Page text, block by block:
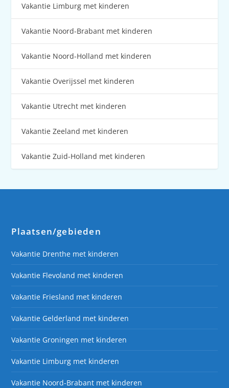
Vakantie Limburg met kinderen
Vakantie Noord-Brabant met kinderen
Vakantie Noord-Holland met kinderen
Vakantie Overijssel met kinderen
Vakantie Utrecht met kinderen
Vakantie Zeeland met kinderen
Vakantie Zuid-Holland met kinderen
Plaatsen/gebieden
Vakantie Drenthe met kinderen
Vakantie Flevoland met kinderen
Vakantie Friesland met kinderen
Vakantie Gelderland met kinderen
Vakantie Groningen met kinderen
Vakantie Limburg met kinderen
Vakantie Noord-Brabant met kinderen